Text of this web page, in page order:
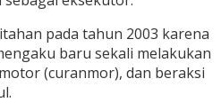
pada tahun 2003 karena
baru sekali melakukan
(curanmor), dan beraksi